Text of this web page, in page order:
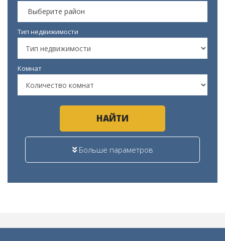
Выберите район
Тип недвижимости
Комнат
НАЙТИ
Больше параметров